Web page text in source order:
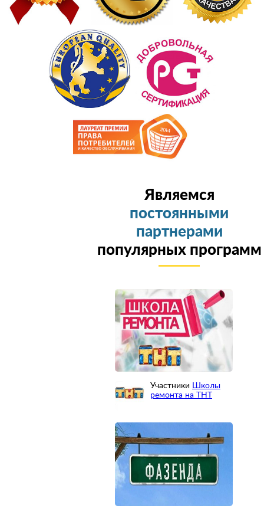
Являемся
постоянными
партнерами
популярных программ
Участники Школы
ремонта на ТНТ